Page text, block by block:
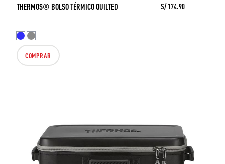
THERMOS® BOLSO TÉRMICO QUILTED S/ 174.90
COMPRAR